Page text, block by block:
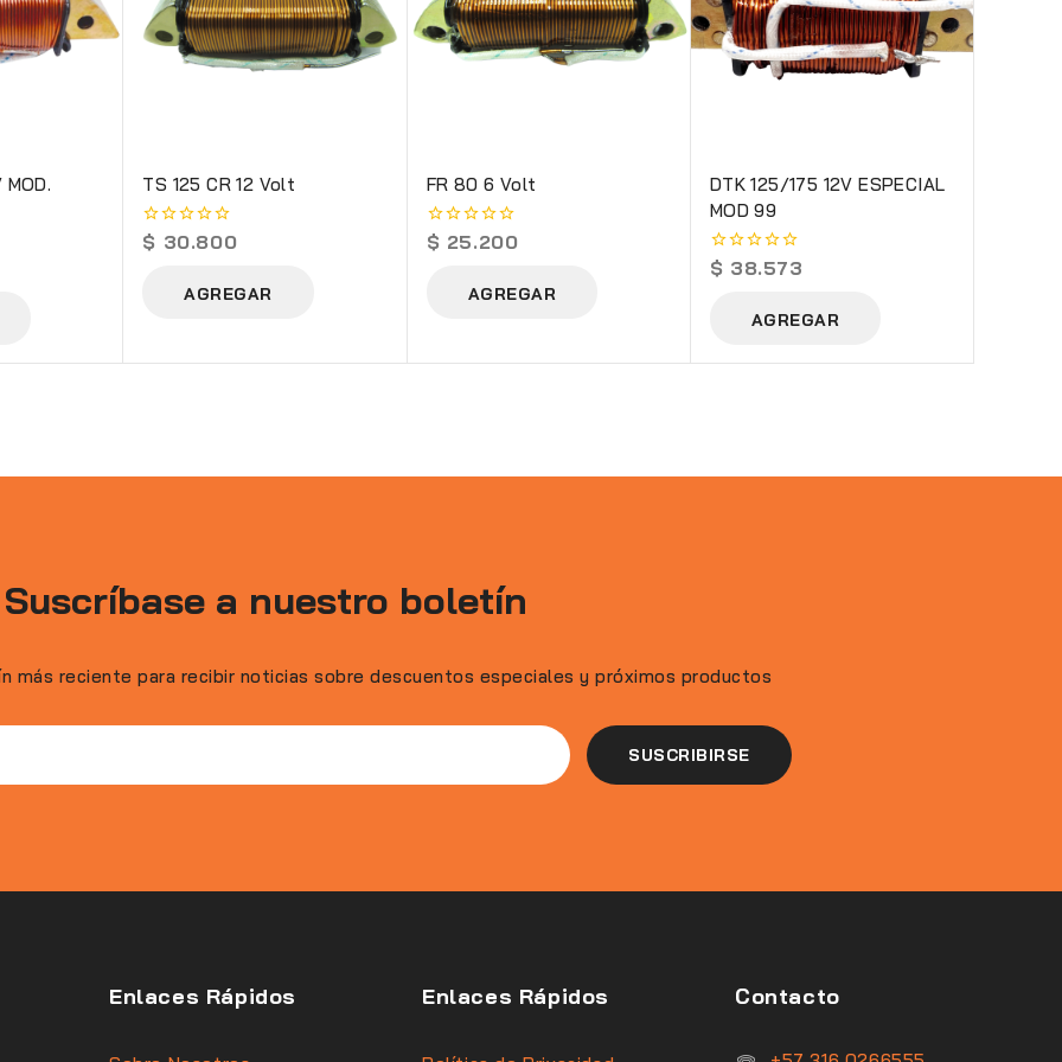
TS 125 CR 12 Volt
0
out
$ 30.800
AGREGAR
FR 80 6 Volt
0
out
$ 25.200
AGREGAR
DTK 125/175 12V ESPECIAL
MOD 99
0
out
$ 38.573
AGREGAR
Suscríbase a nuestro boletín
más reciente para recibir noticias sobre descuentos especiales y próximos productos
Enlaces Rápidos Enlaces Rápidos Contacto